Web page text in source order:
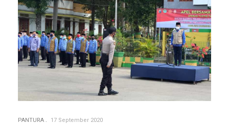
PANTURA 17 September 2020